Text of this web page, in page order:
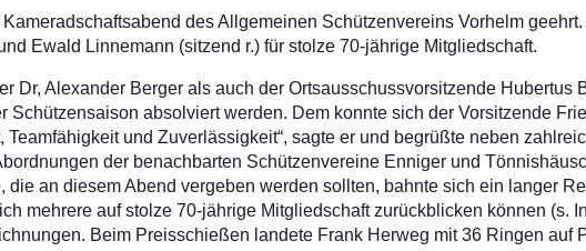
des Allgemeinen Schützenvereins Vorhelm
Ewald Linnemann (sitzend r.) für stolze 70-jährige Mitgliedschaft.
Dr, Alexander Berger als auch der Ortsausschussvorsitzende Hubertus
Schützensaison absolviert werden. Dem konnte sich der Vorsitzende
und Zuverlässigkeit“, sagte er und begrüßte neben
der benachbarten Schützenvereine Enniger und
an diesem Abend vergeben werden sollten, bahnte sich ein langer
mehrere auf stolze 70-jährige Mitgliedschaft zurückblicken können (s.
Beim Preisschießen landete Frank Herweg mit 36 Ringen auf